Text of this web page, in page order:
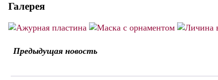
Галерея
Предыдущая новость